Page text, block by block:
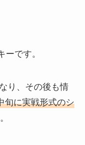
です。
り、その後も情
旬に実戦形式のシ